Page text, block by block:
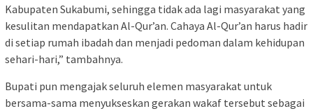
Kabupaten Sukabumi, sehingga tidak ada lagi masyarakat yang
kesulitan mendapatkan Al-Qur’an. Cahaya Al-Qur’an harus hadir
di setiap rumah ibadah dan menjadi pedoman dalam kehidupan
sehari-hari,” tambahnya.
Bupati pun mengajak seluruh elemen masyarakat untuk
bersama-sama menyukseskan gerakan wakaf tersebut sebagai